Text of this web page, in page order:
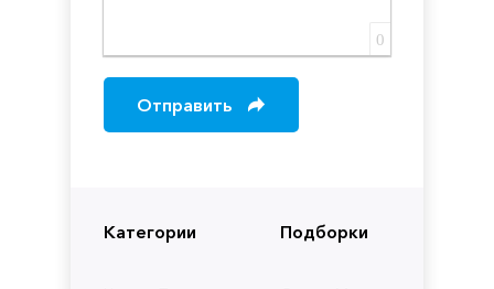
Категории Подборки
0
Отправить